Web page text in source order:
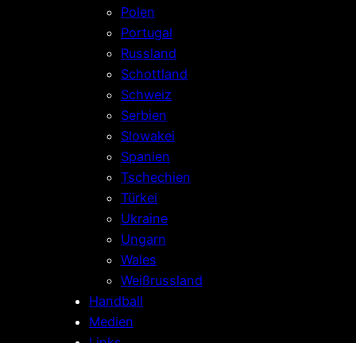
Polen
Portugal
Russland
Schottland
Schweiz
Serbien
Slowakei
Spanien
Tschechien
Türkei
Ukraine
Ungarn
Wales
Weißrussland
Handball
Medien